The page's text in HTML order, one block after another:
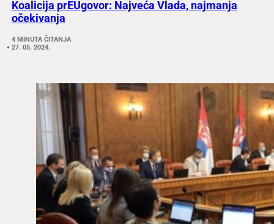
Koalicija prEUgovor: Najveća Vlada, najmanja
očekivanja
4 MINUTA ČITANJA
27. 05. 2024.